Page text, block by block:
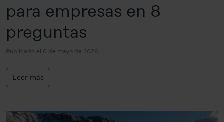
para empresas en 8
preguntas
Publicado el 6 de mayo de 2026
Leer más